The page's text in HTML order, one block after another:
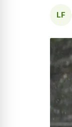
LF